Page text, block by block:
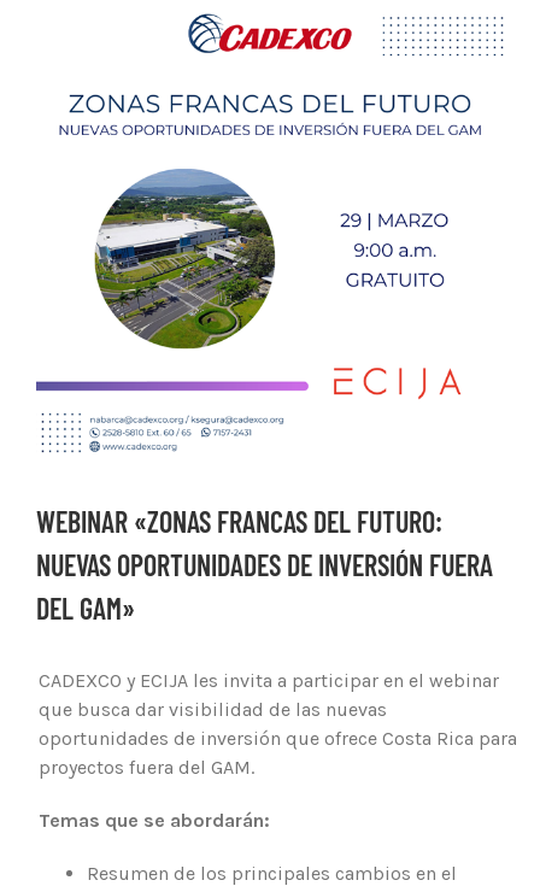
grande
WEBINAR «ZONAS FRANCAS DEL FUTURO:
NUEVAS OPORTUNIDADES DE INVERSIÓN FUERA
DEL GAM»
CADEXCO y ECIJA les invita a participar en el webinar
que busca dar visibilidad de las nuevas
oportunidades de inversión que ofrece Costa Rica para
proyectos fuera del GAM.
Temas que se abordarán:
Resumen de los principales cambios en el